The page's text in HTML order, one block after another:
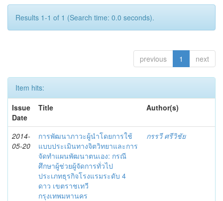
Results 1-1 of 1 (Search time: 0.0 seconds).
previous 1 next
Item hits:
Issue
Date
Title Author(s)
2014-
05-20
การพัฒนาภาวะผู้นำโดยการใช้
แบบประเมินทางจิตวิทยาและการ
จัดทำแผนพัฒนาตนเอง: กรณี
ศึกษาผู้ช่วยผู้จัดการทั่วไป
ประเภทธุรกิจโรงแรมระดับ 4
ดาว เขตราชเทวี
กรุงเทพมหานคร
กรรวี ศรีวิชัย